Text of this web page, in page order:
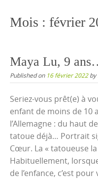
Mois : février
Maya Lu, 9
Published on 16 février 2022by
Seriez-vous prêt(e) à
enfant de moins de 10
l’Allemagne : du haut
tatoue déjà… Portrait
Cœur. La « tatoueuse
Habituellement,
de l’enfance, c’est